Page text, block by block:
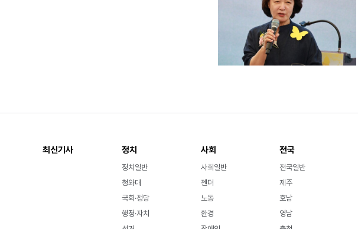
최신기사 정치
정치일반
청와대
국회·정당
행정·자치
사회
사회일반
젠더
노동
환경
전국
전국일반
제주
호남
영남